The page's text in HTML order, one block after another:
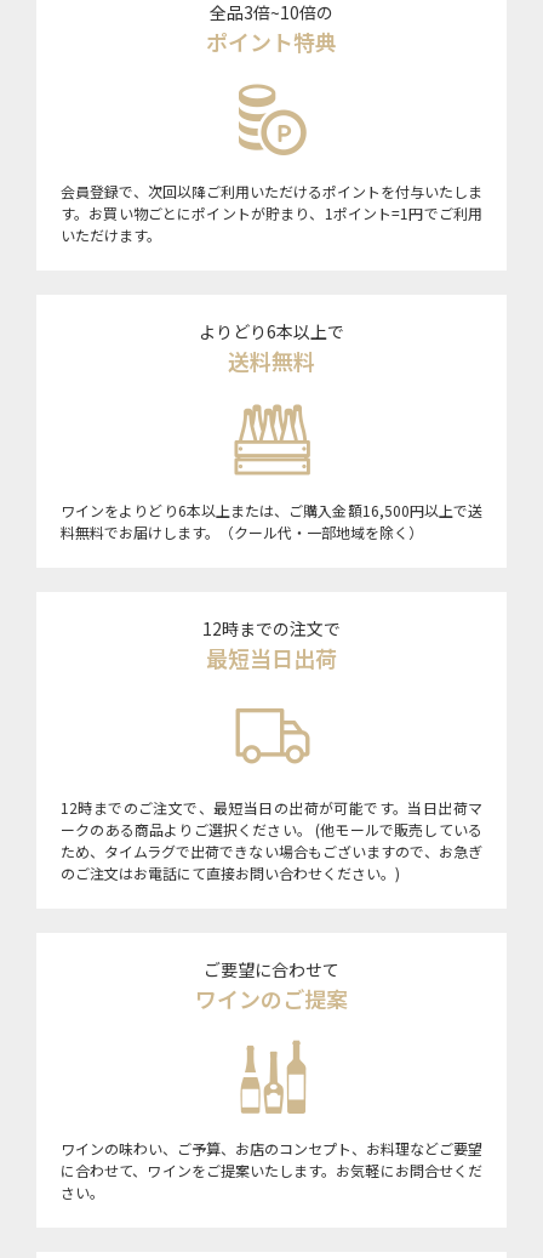
全品3倍~10倍の
ポイント特典
会員登録で、次回以降ご利用いただけるポイントを付与いたしま
す。お買い物ごとにポイントが貯まり、1ポイント=1円でご利用
いただけます。
よりどり6本以上で
送料無料
ワインをよりどり6本以上または、ご購入金額16,500円以上で送
料無料でお届けします。（クール代・一部地域を除く）
12時までの注文で
最短当日出荷
12時までのご注文で、最短当日の出荷が可能です。当日出荷マ
ークのある商品よりご選択ください。 (他モールで販売している
ため、タイムラグで出荷できない場合もございますので、お急ぎ
のご注文はお電話にて直接お問い合わせください。)
ご要望に合わせて
ワインのご提案
ワインの味わい、ご予算、お店のコンセプト、お料理などご要望
に合わせて、ワインをご提案いたします。お気軽にお問合せくだ
さい。